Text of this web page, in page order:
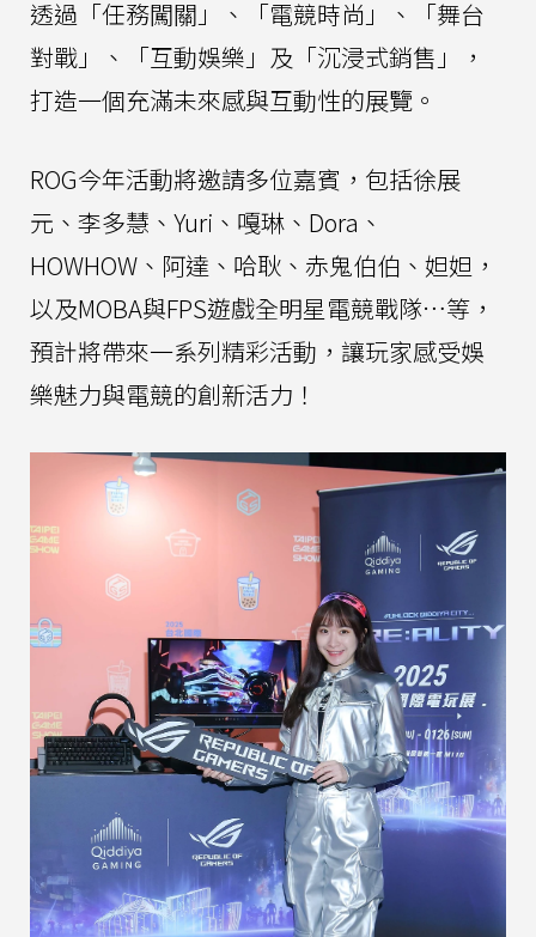
透過「任務闖關」、「電競時尚」、「舞台
對戰」、「互動娛樂」及「沉浸式銷售」，
打造一個充滿未來感與互動性的展覽。
ROG今年活動將邀請多位嘉賓，包括徐展
元、李多慧、Yuri、嘎琳、Dora、
HOWHOW、阿達、哈耿、赤鬼伯伯、妲妲，
以及MOBA與FPS遊戲全明星電競戰隊…等，
預計將帶來一系列精彩活動，讓玩家感受娛
樂魅力與電競的創新活力！